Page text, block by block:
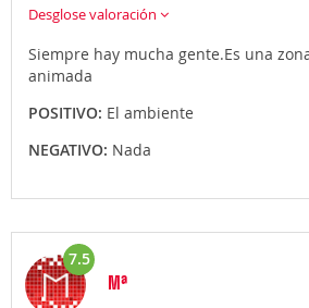
Desglose valoración
Siempre hay mucha gente.Es una
animada
POSITIVO: El ambiente
NEGATIVO: Nada
7.5
Mª